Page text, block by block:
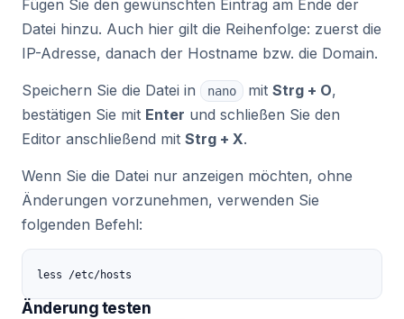
Fügen Sie den gewünschten Eintrag am Ende der
Datei hinzu. Auch hier gilt die Reihenfolge: zuerst die
IP-Adresse, danach der Hostname bzw. die Domain.
Speichern Sie die Datei in nano mit Strg + O,
bestätigen Sie mit Enter und schließen Sie den
Editor anschließend mit Strg + X.
Wenn Sie die Datei nur anzeigen möchten, ohne
Änderungen vorzunehmen, verwenden Sie
folgenden Befehl:
less /etc/hosts
Änderung testen